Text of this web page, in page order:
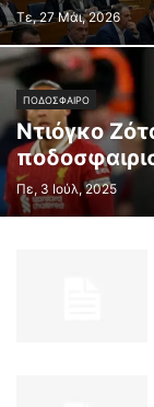
Τε, 27 Μάι, 2026
ΠΟΔΟΣΦΑΙΡΟ
Ντιόγκο
Πε, 3 Ιούλ, 2025